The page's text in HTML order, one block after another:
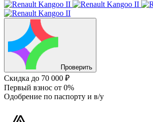
Проверить
Скидка до 70 000 ₽
Первый взнос от 0%
Одобрение по паспорту и в/у